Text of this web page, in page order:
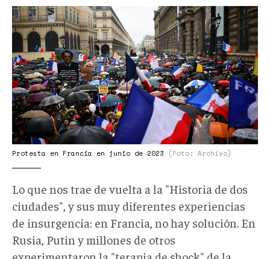
protesta
francia.jpg
Protesta en Francia en junio de 2023 (Foto: Archivo)
Lo que nos trae de vuelta a la "Historia de dos
ciudades", y sus muy diferentes experiencias
de insurgencia: en Francia, no hay solución. En
Rusia, Putin y millones de otros